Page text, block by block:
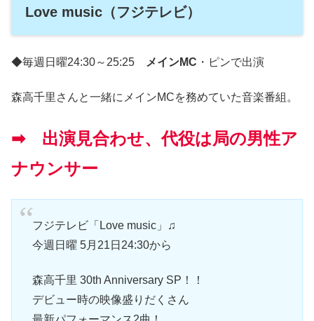
Love music（フジテレビ）
◆毎週日曜24:30～25:25 メインMC ・ピンで出演
森高千里さんと一緒にメインMCを務めていた音楽番組。
➡ 出演見合わせ、代役は局の男性ア
ナウンサー
フジテレビ「Love music」♫
今週日曜 5月21日24:30から
森高千里 30th Anniversary SP！！
デビュー時の映像盛りだくさん